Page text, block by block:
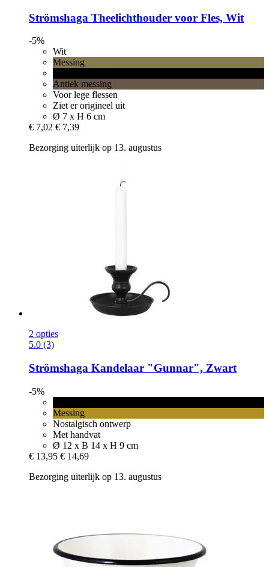
Strömshaga Theelichthouder voor Fles, Wit
-5%
Wit
Messing
Antiek messing
Voor lege flessen
Ziet er origineel uit
Ø 7 x H 6 cm
€ 7,02 € 7,39
Bezorging uiterlijk op 13. augustus
2 opties
5.0 (3)
Strömshaga Kandelaar "Gunnar", Zwart
-5%
Messing
Nostalgisch ontwerp
Met handvat
Ø 12 x B 14 x H 9 cm
€ 13,95 € 14,69
Bezorging uiterlijk op 13. augustus